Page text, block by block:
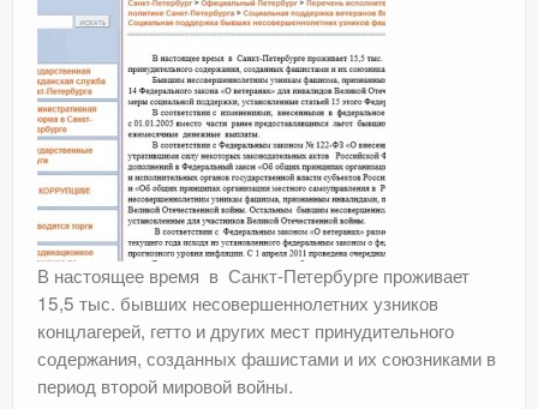
В настоящее время в Санкт-Петербурге проживает
15,5 тыс. бывших несовершеннолетних узников
концлагерей, гетто и других мест принудительного
содержания, созданных фашистами и их союзниками в
период второй мировой войны.